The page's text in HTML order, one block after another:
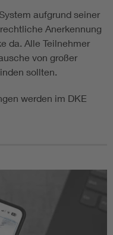
aufgrund seiner
Anerkennung
da. Alle Teilnehmer
von großer
sollten.
werden im DKE